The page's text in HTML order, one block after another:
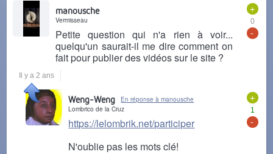
+
0
-
manousche
Vermisseau
Petite question qui n'a rien à voir...
quelqu'un saurait-il me dire comment on
fait pour publier des vidéos sur le site ?
Il y a 2 ans
+
1
-
Weng-Weng
En réponse à manousche
Lombrico de la Cruz
https://lelombrik.net/participer
N'oublie pas les mots clé!